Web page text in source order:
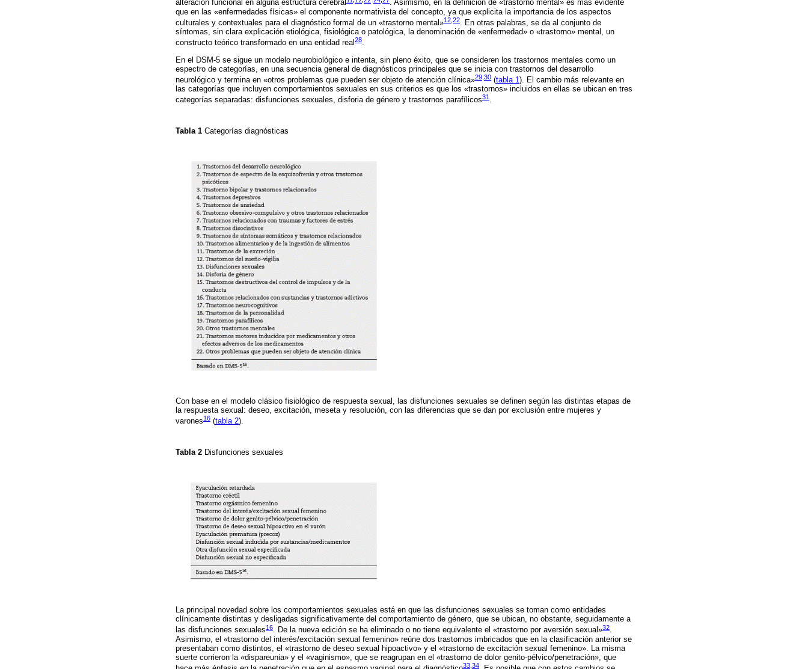
alteración funcional en alguna estructura cerebral
. Asimismo, en la definición de «trastorno mental» es más evidente
que en las «enfermedades físicas» el componente normativista del concepto, ya que explicita la importancia de los aspectos
culturales y contextuales para el diagnóstico formal de un «trastorno mental»12 22
. En otras palabras, se da al conjunto de
síntomas, sin clara explicación etiológica, fisiológica o patológica, la denominación de «enfermedad» o «trastorno» mental, un
constructo teórico transformado en una entidad real28.
En el DSM-5 se sigue un modelo neurobiológico e intenta, sin pleno éxito, que se consideren los trastornos mentales como un
espectro de categorías, en una secuencia general de diagnósticos principales que se inicia con trastornos del desarrollo
neurológico y termina en «otros problemas que pueden ser objeto de atención clínica»29 30 (tabla 1 ). El cambio más relevante en
las categorías que incluyen comportamientos sexuales en sus criterios es que los «trastornos» incluidos en ellas se ubican en tres
categorías separadas: disfunciones sexuales, disforia de género y trastornos parafílicos31 .
Tabla 1 Categorías diagnósticas
Con base en el modelo clásico fisiológico de respuesta sexual, las disfunciones sexuales se definen según las distintas etapas de
la respuesta sexual: deseo, excitación, meseta y resolución, con las diferencias que se dan por exclusión entre mujeres y
varones16 (tabla 2).
Tabla 2 Disfunciones sexuales
La principal novedad sobre los comportamientos sexuales está en que las disfunciones sexuales se toman como entidades
clínicamente distintas y desligadas significativamente del comportamiento de género, que se ubican, no obstante, seguidamente a
las disfunciones sexuales16. De la nueva edición se ha eliminado o no tiene equivalente el «trastorno por aversión sexual»32.
Asimismo, el «trastorno del interés/excitación sexual femenino» reúne dos trastornos imbricados que en la clasificación anterior se
presentaban como distintos, el «trastorno de deseo sexual hipoactivo» y el «trastorno de excitación sexual femenino». La misma
suerte corrieron la «dispareunia» y el «vaginismo», que se reagrupan en el «trastorno de dolor genito-pélvico/penetración», que
33 34